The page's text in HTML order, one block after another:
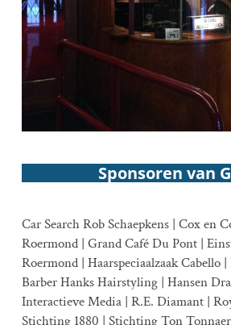
Sponsoren van
Car Search Rob Schaepkens | Cox en
Roermond | Grand Café Du Pont |
Roermond | Haarspeciaalzaak Cabello
Barber Hanks Hairstyling | Hansen
Interactieve Media | R.E. Diamant |
Stichting 1880 | Stichting Ton